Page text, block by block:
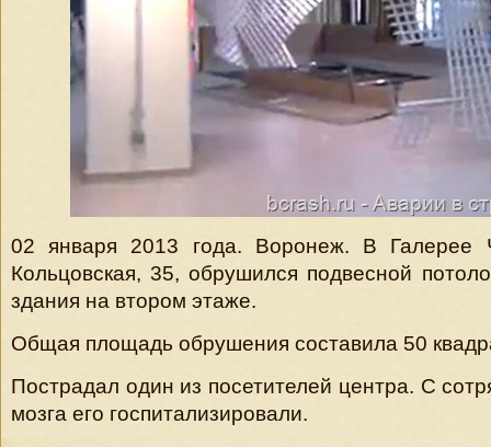
02 января 2013 года. Воронеж. В Галерее
Кольцовская, 35, обрушился подвесной
здания на втором этаже.
Общая площадь обрушения составила 50
Пострадал один из посетителей центра. С
мозга его госпитализировали.